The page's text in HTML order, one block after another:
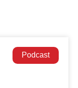
Podcast